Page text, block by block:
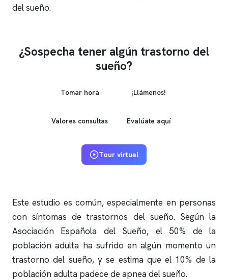
del sueño.
¿Sospecha tener algún trastorno del
sueño?
Tomar hora ¡Llámenos!
Valores consultas Evalúate aquí
Tour virtual
Este estudio es común, especialmente en personas
con síntomas de trastornos del sueño. Según la
Asociación Española del Sueño, el 50% de la
población adulta ha sufrido en algún momento un
trastorno del sueño, y se estima que el 10% de la
población adulta padece de apnea del sueño.